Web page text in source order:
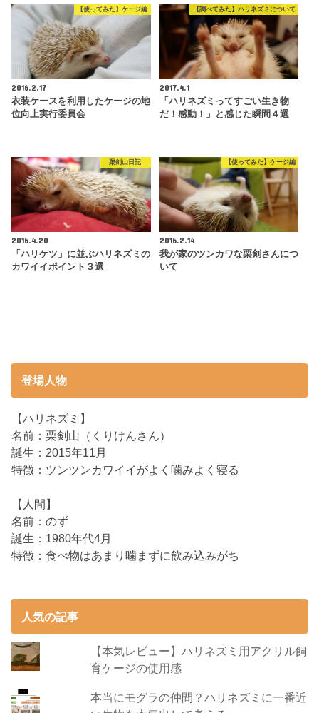
【使ってみた】ケージ編
2016.2.17
衣装ケースを利用したケージの地
位向上実行委員会
【調べてみた】ハリネズミについて
2017.4.1
「ハリネズミってすごい生き物
だ！感動！」と感じた瞬間４選
栗剣山日記
2016.4.20
「ハリケツ」に並ぶハリネズミの
カワイイポイント３選
【使ってみた】ケージ編
2016.2.14
我が家のツンカワな栗剣さんにつ
いて
登場人物
【ハリネズミ】
名前：栗剣山（くりけんさん）
誕生：2015年11月
特徴：ツンツンカワイイがよく噛みよく寝る
【人間】
名前：のず
誕生：1980年代4月
特徴：食べ物はあまり噛まずに飲み込みがち
人気の記事
【本気レビュー】ハリネズミ用アクリル飼
育ケージの使用感
本当にモグラの仲間？ハリネズミに一番近